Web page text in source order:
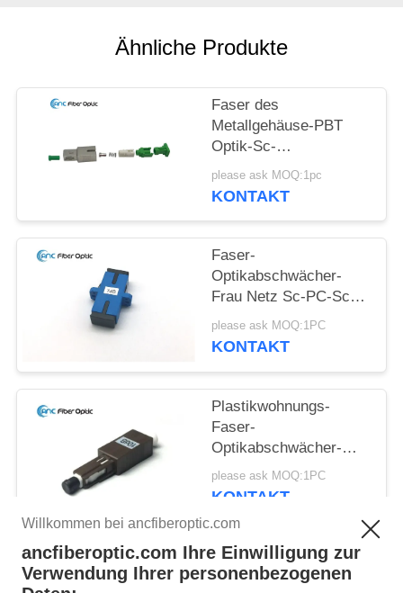
Ähnliche Produkte
Faser des
Metallgehäuse-PBT
Optik-Sc-
Abschwächer-Teil-
Mann zur Frau
please ask MOQ:1pc
KONTAKT
Faser-
Optikabschwächer-
Frau Netz Sc-PC-Sc
APC zur weiblichen
örtlich festgelegten
please ask MOQ:1PC
KONTAKT
Plastikwohnungs-
Faser-
Optikabschwächer-
Monomode- 0-25dB
reparierte männlich-
please ask MOQ:1PC
KONTAKT
Beliebte Kategorien Alle
Willkommen bei ancfiberoptic.com
ancfiberoptic.com Ihre Einwilligung zur
Verwendung Ihrer personenbezogenen